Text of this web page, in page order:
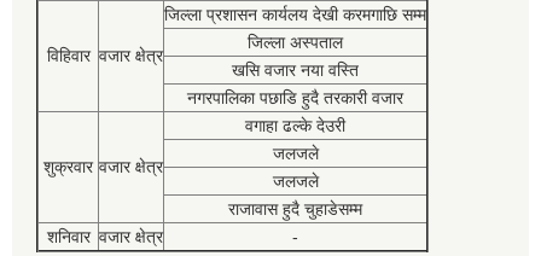
विहिवार वजार क्षेत्र
जिल्ला प्रशासन कार्यलय देखी करमगाछि सम्म
जिल्ला अस्पताल
खसि वजार नया वस्ति
नगरपालिका पछाडि हुदै तरकारी वजार
शुक्रवार वजार क्षेत्र
वगाहा ढल्के देउरी
जलजले
जलजले
राजावास हुदै चुहाडेसम्म
शनिवार वजार क्षेत्र -